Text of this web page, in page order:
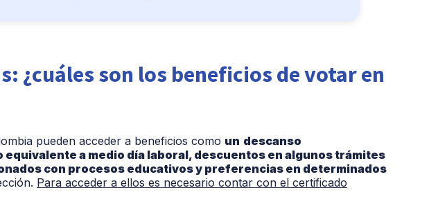
¿cuáles son los beneficios de votar en
pueden acceder a beneficios como un descanso
a medio día laboral, descuentos en algunos trámites
con procesos educativos y preferencias en determinados
Para acceder a ellos es necesario contar con el certificado